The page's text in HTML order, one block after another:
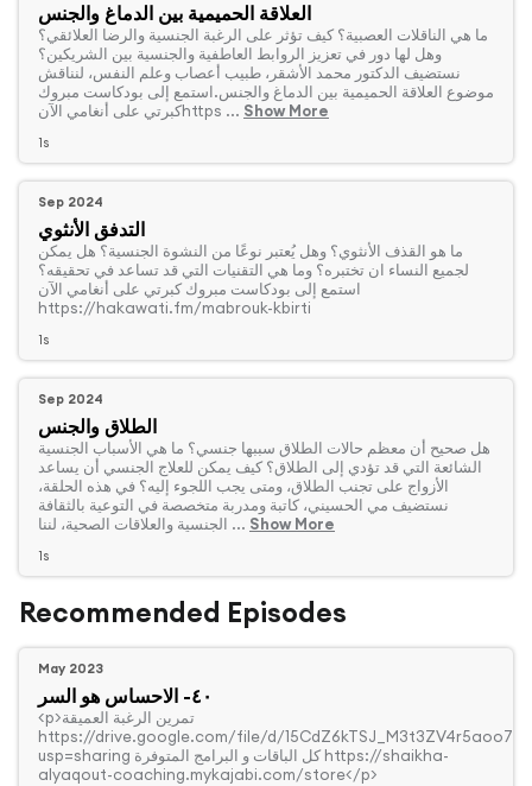
العلاقة الحميمية بين الدماغ والجنس
‏ما هي الناقلات العصبية؟ كيف تؤثر على الرغبة الجنسية والرضا العلائقي؟
وهل لها دور في تعزيز الروابط العاطفية والجنسية بين الشريكين؟
نستضيف الدكتور محمد الأشقر، طبيب أعصاب وعلم النفس، لنناقش
موضوع العلاقة الحميمية بين الدماغ والجنس.استمع إلى بودكاست مبروك
كبرتي على أنغامي الآنhttps ... Show More
1s
Sep 2024
التدفق الأنثوي
‏ما هو القذف الأنثوي؟ وهل يُعتبر نوعًا من النشوة الجنسية؟ هل يمكن
لجميع النساء ان تختبره؟ وما هي التقنيات التي قد تساعد في تحقيقه؟
استمع إلى بودكاست مبروك كبرتي على أنغامي الآن
https://hakawati.fm/mabrouk-kbirti
1s
Sep 2024
الطلاق والجنس
‏هل صحيح أن معظم حالات الطلاق سببها جنسي؟ ما هي الأسباب الجنسية
الشائعة التي قد تؤدي إلى الطلاق؟ كيف يمكن للعلاج الجنسي أن يساعد
الأزواج على تجنب الطلاق، ومتى يجب اللجوء إليه؟ في هذه الحلقة،
نستضيف مي الحسيني، كاتبة ومدربة متخصصة في التوعية بالثقافة
الجنسية والعلاقات الصحية، لننا ... Show More
1s
Recommended Episodes
May 2023
٤٠- الاحساس هو السر
https://drive.google.com/file/d/
usp=sharing كل الباقات و البرامج المتوفرة https://shaikha-
alyaqout-coaching.mykajabi.com/store</p>